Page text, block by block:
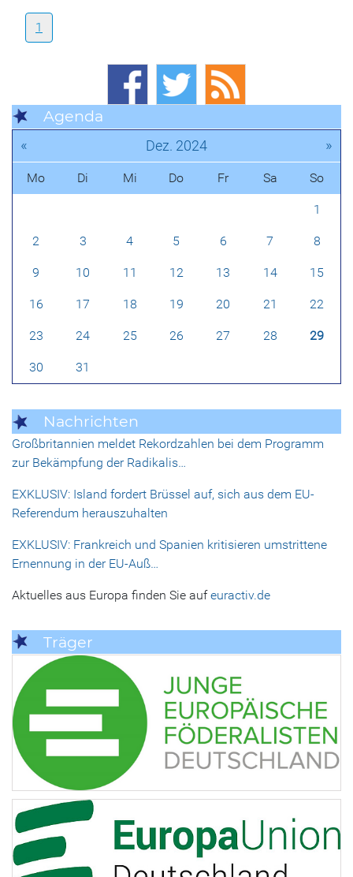
1
Agenda
« Dez. 2024 »
Mo Di Mi Do Fr Sa So
1
2 3 4 5 6 7 8
9 10 11 12 13 14 15
16 17 18 19 20 21 22
23 24 25 26 27 28 29
30 31
Nachrichten
Großbritannien meldet Rekordzahlen bei dem Programm
zur Bekämpfung der Radikalis…
EXKLUSIV: Island fordert Brüssel auf, sich aus dem EU-
Referendum herauszuhalten
EXKLUSIV: Frankreich und Spanien kritisieren umstrittene
Ernennung in der EU-Auß…
Aktuelles aus Europa finden Sie aufeuractiv.de
Träger